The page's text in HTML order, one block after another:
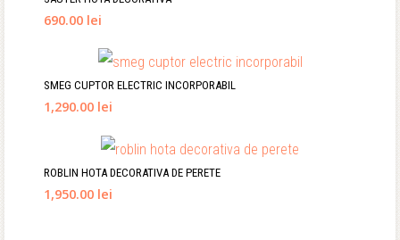
690.00 lei
SMEG CUPTOR ELECTRIC INCORPORABIL
1,290.00 lei
ROBLIN HOTA DECORATIVA DE PERETE
1,950.00 lei